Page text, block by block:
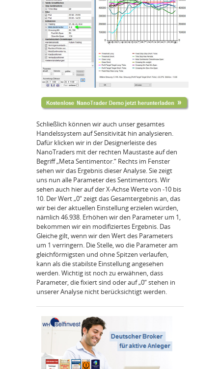
Schließlich können wir auch unser gesamtes
Handelssystem auf Sensitivität hin analysieren.
Dafür klicken wir in der Designerleiste des
NanoTraders mit der rechten Maustaste auf den
Begriff „Meta Sentimentor.“ Rechts im Fenster
sehen wir das Ergebnis dieser Analyse. Sie zeigt
uns nun alle Parameter des Sentimentors. Wir
sehen auch hier auf der X-Achse Werte von -10 bis
10. Der Wert „0“ zeigt das Gesamtergebnis an, das
wir bei der aktuellen Einstellung erzielen würden,
nämlich 46.938. Erhöhen wir den Parameter um 1,
bekommen wir ein modifiziertes Ergebnis. Das
Gleiche gilt, wenn wir den Wert des Parameters
um 1 verringern. Die Stelle, wo die Parameter am
gleichförmigsten und ohne Spitzen verlaufen,
kann als die stabilste Einstellung angesehen
werden. Wichtig ist noch zu erwähnen, dass
Parameter, die fixiert sind oder auf „0“ stehen in
unserer Analyse nicht berücksichtigt werden.